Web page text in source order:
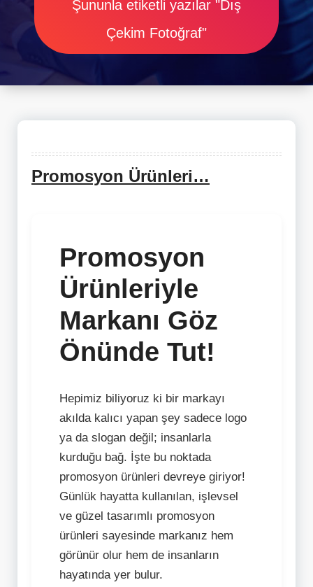
Şununla etiketli yazılar "Dış
Çekim Fotoğraf"
Promosyon Ürünleri…
Promosyon
Ürünleriyle
Markanı Göz
Önünde Tut!
Hepimiz biliyoruz ki bir markayı
akılda kalıcı yapan şey sadece logo
ya da slogan değil; insanlarla
kurduğu bağ. İşte bu noktada
promosyon ürünleri devreye giriyor!
Günlük hayatta kullanılan, işlevsel
ve güzel tasarımlı promosyon
ürünleri sayesinde markanız hem
görünür olur hem de insanların
hayatında yer bulur.